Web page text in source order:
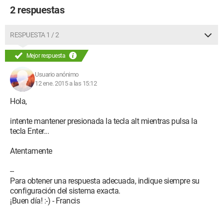
2 respuestas
RESPUESTA 1 / 2
Mejor respuesta
Usuario anónimo
12 ene. 2015 a las 15:12
Hola,
intente mantener presionada la tecla alt mientras pulsa la
tecla Enter...
Atentamente
--
Para obtener una respuesta adecuada, indique siempre su
configuración del sistema exacta.
¡Buen día! :-) - Francis